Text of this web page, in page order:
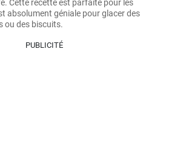
Cette recette est parfaite pour les
absolument géniale pour glacer des
ou des biscuits.
PUBLICITÉ